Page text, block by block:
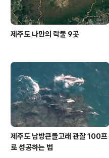
제주도 나만의 락풀 9곳
제주도 남방큰돌고래 관찰 100프
로 성공하는 법